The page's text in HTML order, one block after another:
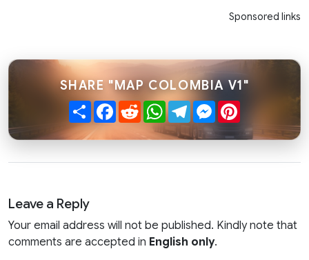
Sponsored links
SHARE "MAP COLOMBIA V1"
ShareFacebook
RedditWhatsApp
TelegramMessenger
Leave a Reply
Your email address will not be published. Kindly note that
comments are accepted in English only.